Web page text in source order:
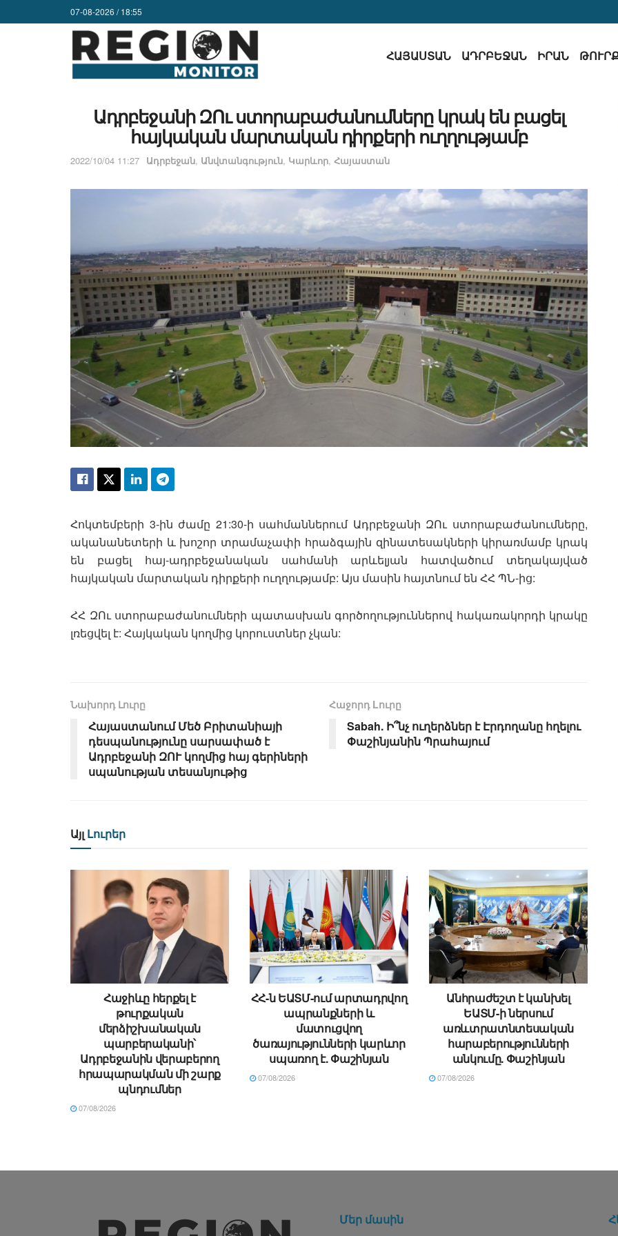
07-08-2026 / 18:55
ՀԱՅԱՍՏԱՆ ԱԴՐԲԵՋԱՆ ԻՐԱՆ
Ադրբեջանի ԶՈւ ստորաբաժանումները կրակ են բացել
հայկական մարտական դիրքերի ուղղությամբ
2022/10/04 11:27 Ադրբեջան, Անվտանգություն, Կարևոր, Հայաստան
Հոկտեմբերի 3-ին ժամը 21:30-ի սահմաններում Ադրբեջանի ԶՈւ ստորաբաժանումները,
ականանետերի և խոշոր տրամաչափի հրաձգային զինատեսակների կիրառմամբ կրակ
են բացել հայ-ադրբեջանական սահմանի արևելյան հատվածում տեղակայված
հայկական մարտական դիրքերի ուղղությամբ: Այս մասին հայտնում են ՀՀ ՊՆ-ից:
ՀՀ ԶՈւ ստորաբաժանումների պատասխան գործողություններով հակառակորդի կրակը
լռեցվել է: Հայկական կողմից կորուստներ չկան:
Նախորդ Լուրը
Հայաստանում Մեծ Բրիտանիայի
դեսպանությունը սարսափած է
Ադրբեջանի ԶՈՒ կողմից հայ գերիների
սպանության տեսանյութից
Հաջորդ Lուրը
Sabah. Ի՞նչ ուղերձներ է Էրդողանը հղելու
Փաշինյանին Պրահայում
Այլ Լուրեր
Հաջիևը հերքել է
թուրքական
մերձիշխանական
պարբերականի՝
Ադրբեջանին վերաբերող
հրապարակման մի շարք
պնդումներ
07/08/2026
ՀՀ-ն ԵԱՏՄ-ում արտադրվող
ապրանքների և
մատուցվող
ծառայությունների կարևոր
սպառող է. Փաշինյան
07/08/2026
Անհրաժեշտ է կանխել
ԵԱՏՄ-ի ներսում
առևտրատնտեսական
հարաբերությունների
անկումը. Փաշինյան
07/08/2026
Մեր մասին